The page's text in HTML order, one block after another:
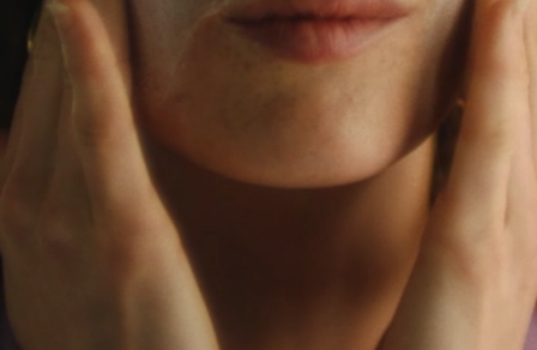
我的訂閱
FAQ™ Dual LED Panel
發貨國家
8/9/26
預計送達日期 8/8/26
預計送達日期
預計送達日期